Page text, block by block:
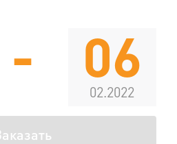
- 06
02.2022